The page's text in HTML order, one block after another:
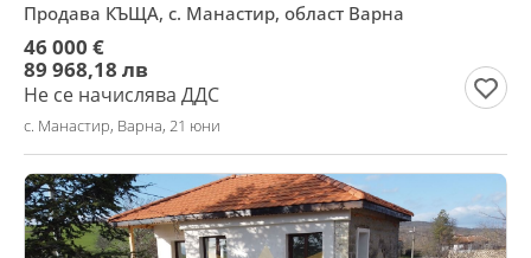
Продава КЪЩА, с. Манастир, област Варна
46 000 €
89 968,18 лв
Не се начислява ДДС
с. Манастир, Варна, 21 юни